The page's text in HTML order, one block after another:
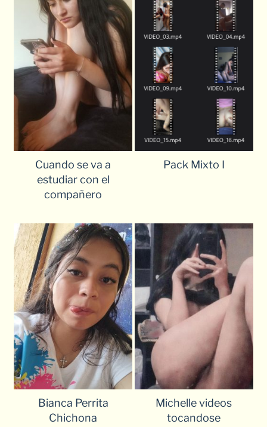
Cuando se va a
estudiar con el
compañero
Pack Mixto I
Bianca Perrita
Chichona
Michelle videos
tocandose